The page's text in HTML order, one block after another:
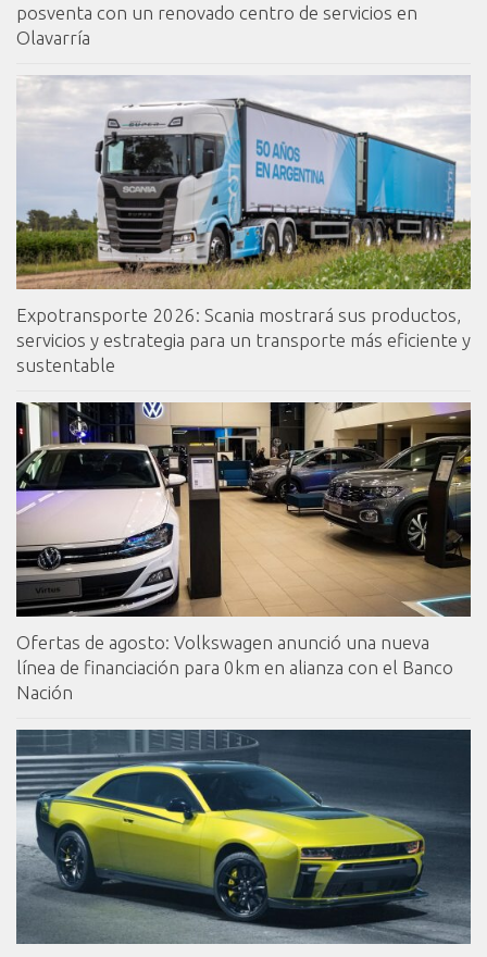
posventa con un renovado centro de servicios en
Olavarría
Expotransporte 2026: Scania mostrará sus productos,
servicios y estrategia para un transporte más eficiente y
sustentable
Ofertas de agosto: Volkswagen anunció una nueva
línea de financiación para 0km en alianza con el Banco
Nación